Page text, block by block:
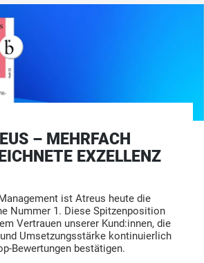
– MEHRFACH
EXZELLENZ
ist Atreus heute die
Nummer 1. Diese Spitzenposition
Vertrauen unserer Kund:innen, die
Umsetzungsstärke kontinuierlich
Bewertungen bestätigen.